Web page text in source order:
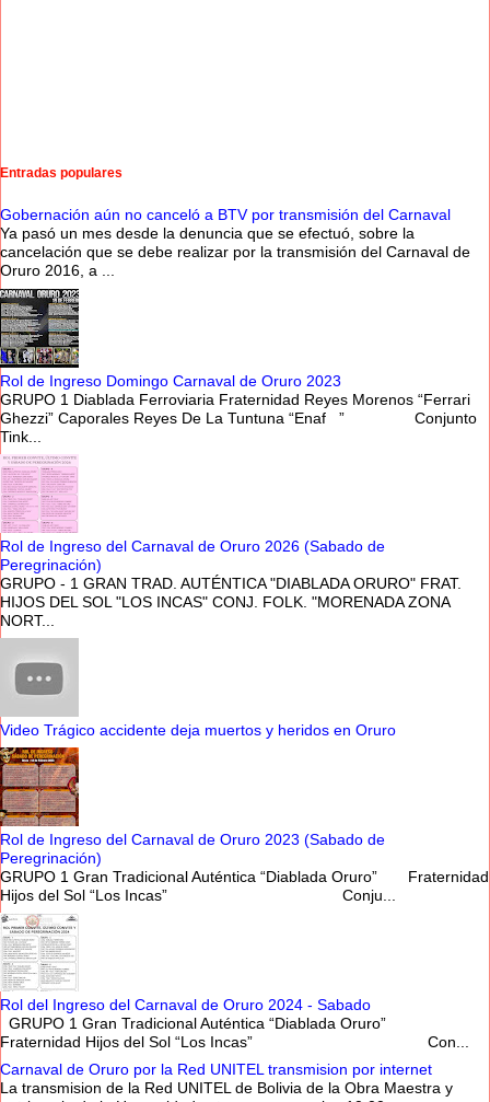
Entradas populares
Gobernación aún no canceló a BTV por transmisión del Carnaval
Ya pasó un mes desde la denuncia que se efectuó, sobre la
cancelación que se debe realizar por la transmisión del Carnaval de
Oruro 2016, a ...
Rol de Ingreso Domingo Carnaval de Oruro 2023
GRUPO 1 Diablada Ferroviaria Fraternidad Reyes Morenos “Ferrari
Ghezzi” Caporales Reyes De La Tuntuna “Enaf ” Conjunto
Tink...
Rol de Ingreso del Carnaval de Oruro 2026 (Sabado de
Peregrinación)
GRUPO - 1 GRAN TRAD. AUTÉNTICA "DIABLADA ORURO" FRAT.
HIJOS DEL SOL "LOS INCAS" CONJ. FOLK. "MORENADA ZONA
NORT...
Video Trágico accidente deja muertos y heridos en Oruro
Rol de Ingreso del Carnaval de Oruro 2023 (Sabado de
Peregrinación)
GRUPO 1 Gran Tradicional Auténtica “Diablada Oruro” Fraternidad
Hijos del Sol “Los Incas” Conju...
Rol del Ingreso del Carnaval de Oruro 2024 - Sabado
GRUPO 1 Gran Tradicional Auténtica “Diablada Oruro”
Fraternidad Hijos del Sol “Los Incas” Con...
Carnaval de Oruro por la Red UNITEL transmision por internet
La transmision de la Red UNITEL de Bolivia de la Obra Maestra y